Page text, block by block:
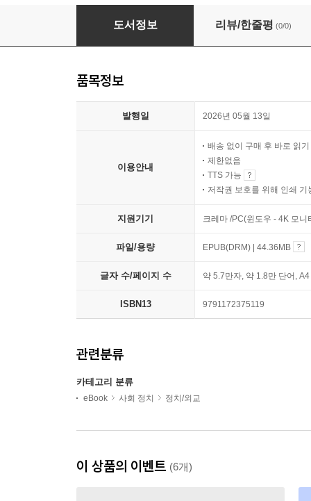
일요일의 정신
도서정보 리뷰/한줄평 (0/0)
품목정보
발행일 2026년 05월 13일
이용안내
배송 없이 구매 후 바로 읽기
제한없음
TTS 가능
저작권 보호를 위해 인쇄 기
지원기기 크레마 /PC(윈도우 - 4K 모
파일/용량 EPUB(DRM) | 44.36MB
글자 수/페이지 수 약 5.7만자, 약 1.8만 단어,
ISBN13 9791172375119
관련분류
카테고리 분류
eBook 사회 정치 정치/외교
이 상품의 이벤트 (6개)